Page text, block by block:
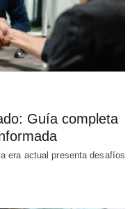
Guía completa
era actual presenta desafíos